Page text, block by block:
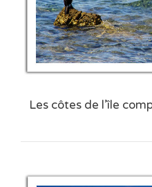
Les côtes de l’île